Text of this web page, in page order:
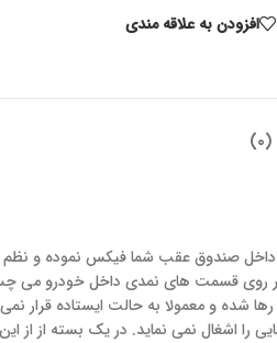
افزودن به علاقه مندی
صندوق عقب شما فیکس نموده و نظم
روی قسمت های نمدی داخل خودرو می
و معمولا به حالت ایستاده قرار نمی
را اشغال نمی نماید. در یک بسته از از